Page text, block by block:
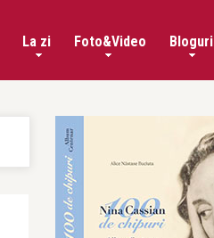
La zi Foto&Video Bloguri